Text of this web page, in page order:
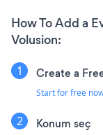
How To Add a
Volusion:
Create a
Start for free
Konum seç